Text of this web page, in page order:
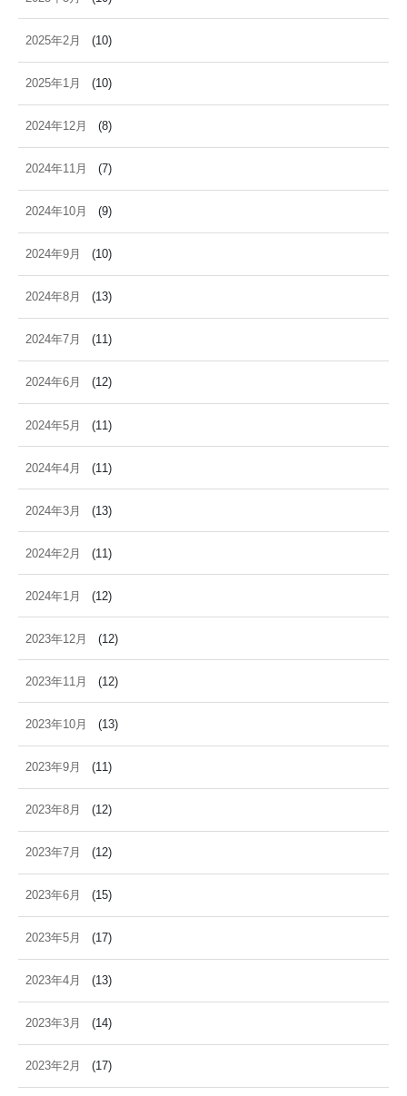
2025年2月 (10)
2025年1月 (10)
2024年12月 (8)
2024年11月 (7)
2024年10月 (9)
2024年9月 (10)
2024年8月 (13)
2024年7月 (11)
2024年6月 (12)
2024年5月 (11)
2024年4月 (11)
2024年3月 (13)
2024年2月 (11)
2024年1月 (12)
2023年12月 (12)
2023年11月 (12)
2023年10月 (13)
2023年9月 (11)
2023年8月 (12)
2023年7月 (12)
2023年6月 (15)
2023年5月 (17)
2023年4月 (13)
2023年3月 (14)
2023年2月 (17)